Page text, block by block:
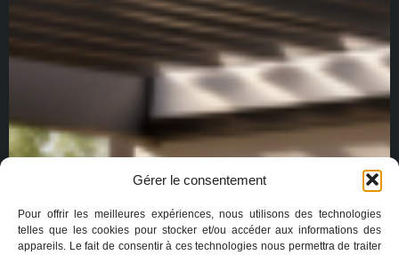
Gérer le consentement
Pour offrir les meilleures expériences, nous utilisons des technologies
telles que les cookies pour stocker et/ou accéder aux informations des
appareils. Le fait de consentir à ces technologies nous permettra de traiter